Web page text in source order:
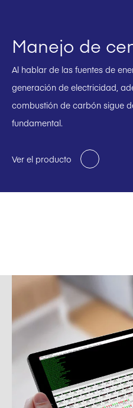
Manejo de
Al hablar de las fuentes de
generación de electricidad,
combustión de carbón sigue
fundamental.
Ver el producto